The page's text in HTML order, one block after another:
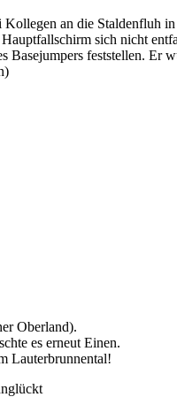
an die Staldenfluh
sich nicht
feststellen. Er
Oberland).
es erneut Einen.
Lauterbrunnental!